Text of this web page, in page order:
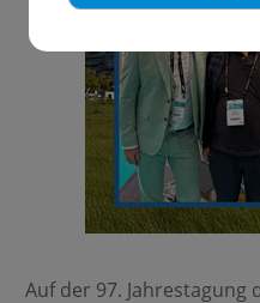
Auf der 97. Jahrestagung